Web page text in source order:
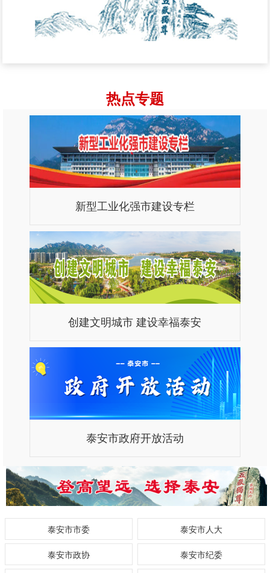
热点专题
新型工业化强市建设专栏
创建文明城市 建设幸福泰安
泰安市政府开放活动
泰安市市委 泰安市人大
泰安市政协 泰安市纪委